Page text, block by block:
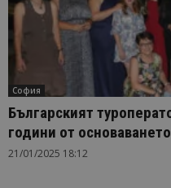
София
Българският
години от
21/01/2025 18:12